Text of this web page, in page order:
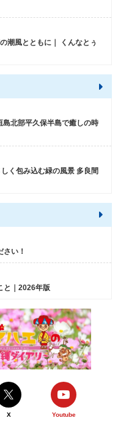
潮風とともに｜ くんなとぅ
北部平久保半島で癒しの時
く包み込む緑の風景 多良間
い！
と｜2026年版
X Youtube